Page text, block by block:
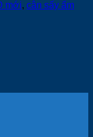
mới, cân sấy ẩm